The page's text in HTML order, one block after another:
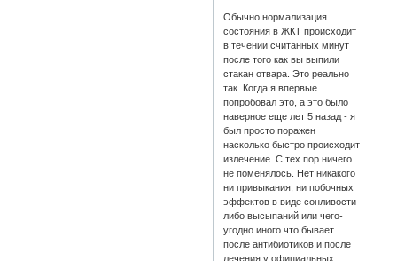
Обычно нормализация
состояния в ЖКТ происходит
в течении считанных минут
после того как вы выпили
стакан отвара. Это реально
так. Когда я впервые
попробовал это, а это было
наверное еще лет 5 назад - я
был просто поражен
насколько быстро происходит
излечение. С тех пор ничего
не поменялось. Нет никакого
ни привыкания, ни побочных
эффектов в виде сонливости
либо высыпаний или чего-
угодно иного что бывает
после антибиотиков и после
лечения у официальных